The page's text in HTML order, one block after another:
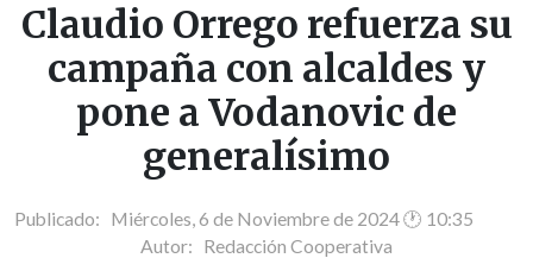
Claudio Orrego refuerza su
campaña con alcaldes y
pone a Vodanovic de
generalísimo
Publicado: Miércoles, 6 de Noviembre de 2024 🕐 10:35
Autor: Redacción Cooperativa